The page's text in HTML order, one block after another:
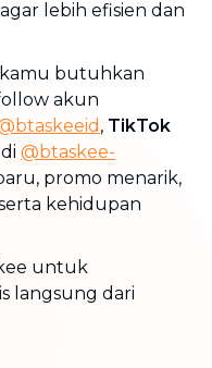
lebih efisien dan
butuhkan
akun
, TikTok
di @btaskee-
promo menarik,
kehidupan
untuk
langsung dari